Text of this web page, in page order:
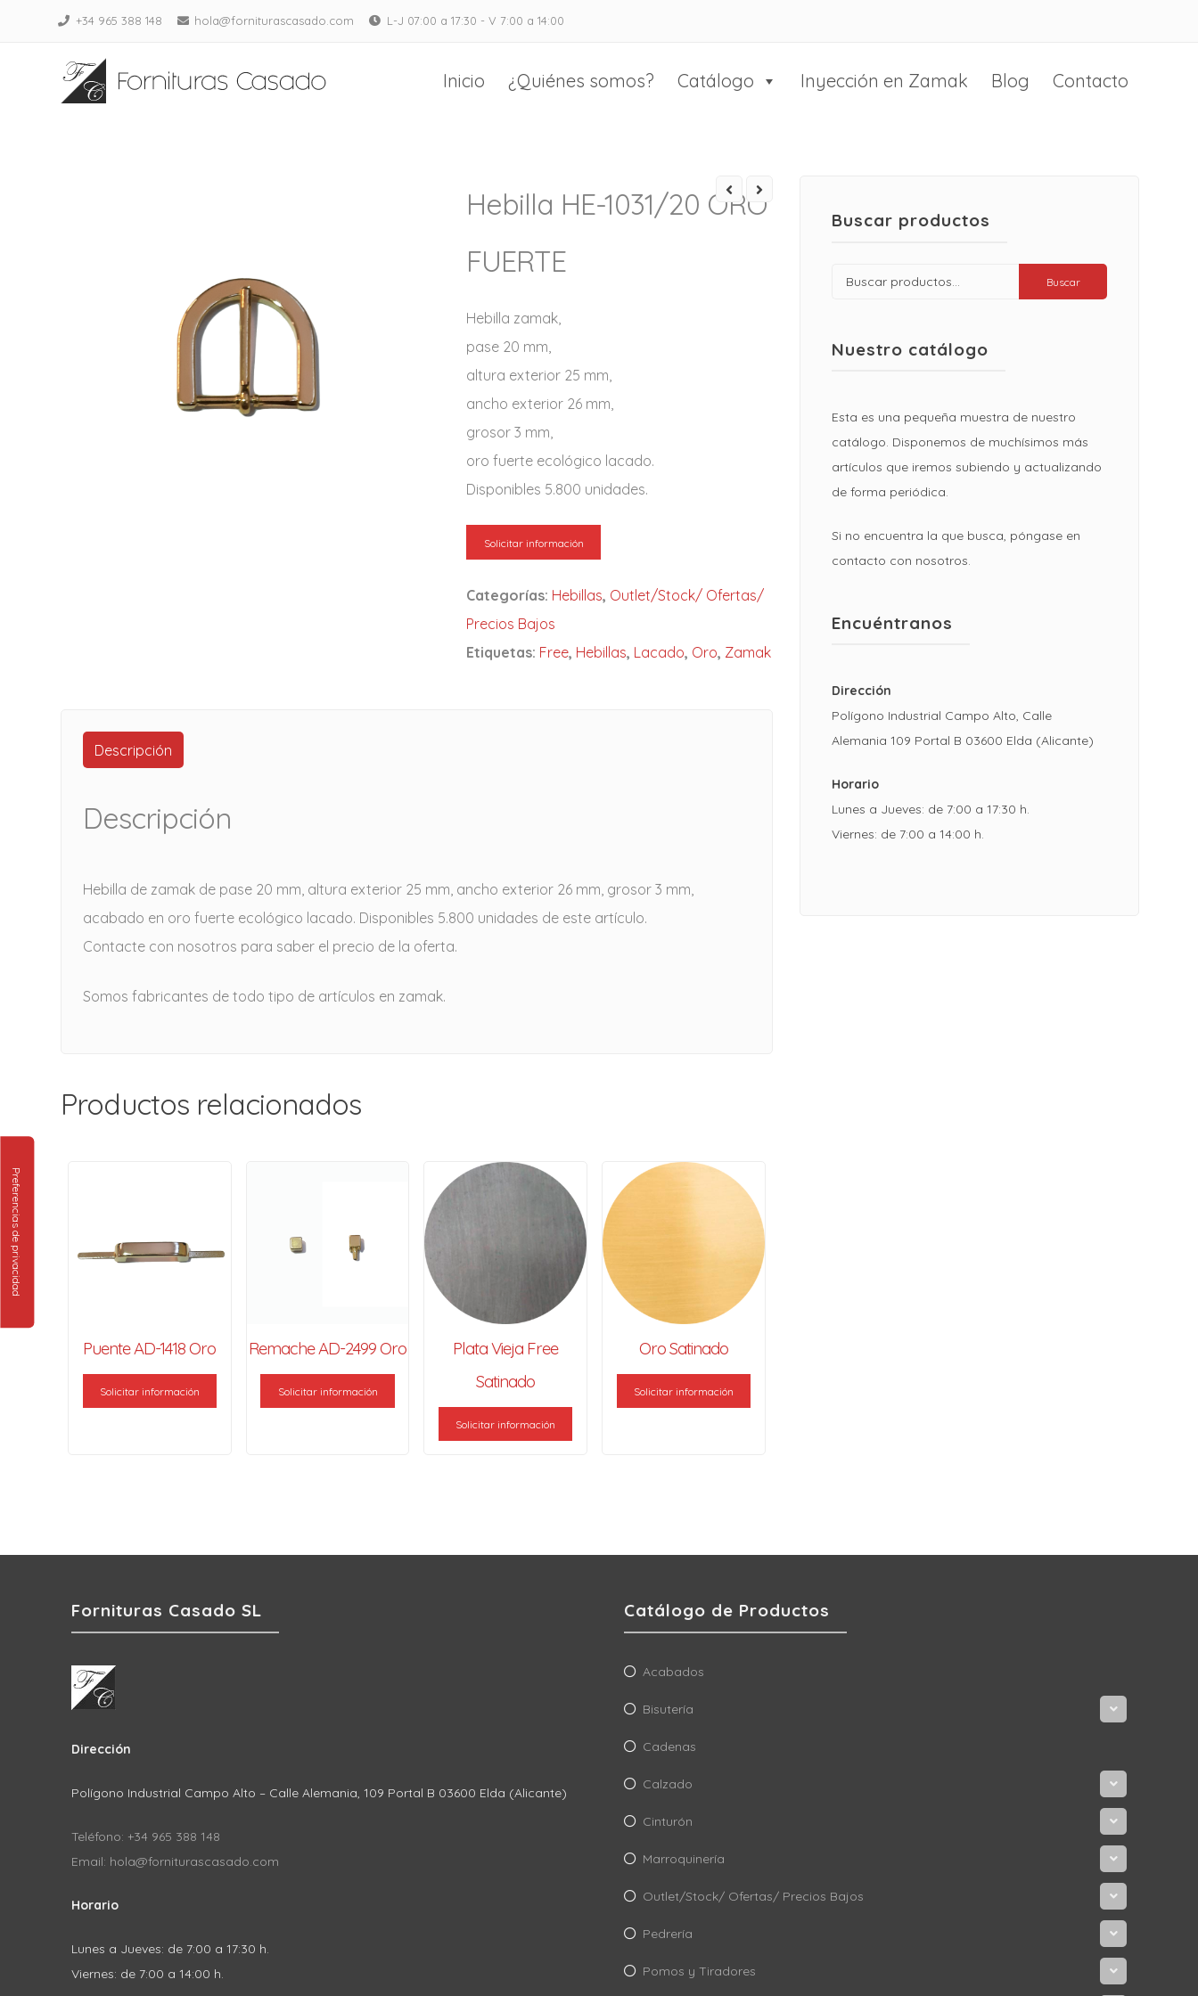
+34 965 388 148 hola@forniturascasado.com L-J 07:00 a 17:30 - V 7:00 a 14:00
Adornos para el calzado y marroquinería
Inicio ¿Quiénes somos? Catálogo Inyección en Zamak Blog Contacto
Hebilla HE-1031/20 ORO
FUERTE
Hebilla zamak,
pase 20 mm,
altura exterior 25 mm,
ancho exterior 26 mm,
grosor 3 mm,
oro fuerte ecológico lacado.
Disponibles 5.800 unidades.
Solicitar información
Categorías: Hebillas, Outlet/Stock/ Ofertas/
Precios Bajos
Etiquetas: Free, Hebillas, Lacado, Oro, Zamak
Descripción
Descripción
Hebilla de zamak de pase 20 mm, altura exterior 25 mm, ancho exterior 26 mm, grosor 3 mm,
acabado en oro fuerte ecológico lacado. Disponibles 5.800 unidades de este artículo.
Contacte con nosotros para saber el precio de la oferta.
Somos fabricantes de todo tipo de artículos en zamak.
Productos relacionados
Puente AD-1418 Oro
Solicitar información
Remache AD-2499 Oro
Solicitar información
Plata Vieja Free
Satinado
Solicitar información
Oro Satinado
Solicitar información
Buscar productos
Buscar
Buscar
Nuestro catálogo
Esta es una pequeña muestra de nuestro
catálogo. Disponemos de muchísimos más
artículos que iremos subiendo y actualizando
de forma periódica.
Si no encuentra la que busca, póngase en
contacto con nosotros.
Encuéntranos
Dirección
Polígono Industrial Campo Alto, Calle
Alemania 109 Portal B 03600 Elda (Alicante)
Horario
Lunes a Jueves: de 7:00 a 17:30 h.
Viernes: de 7:00 a 14:00 h.
Fornituras Casado SL
Dirección
Polígono Industrial Campo Alto – Calle Alemania, 109 Portal B 03600 Elda (Alicante)
Teléfono: +34 965 388 148
Email: hola@forniturascasado.com
Horario
Lunes a Jueves: de 7:00 a 17:30 h.
Viernes: de 7:00 a 14:00 h.
Catálogo de Productos
Acabados
Bisutería
Cadenas
Calzado
Cinturón
Marroquinería
Outlet/Stock/ Ofertas/ Precios Bajos
Pedrería
Pomos y Tiradores